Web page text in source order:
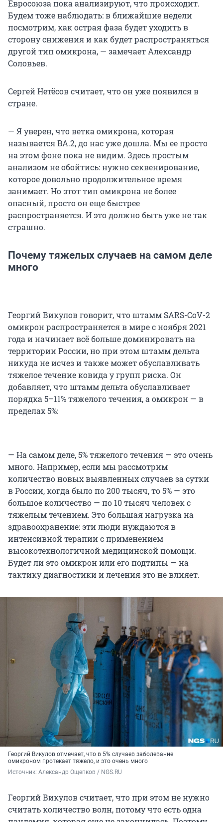
Евросоюза пока анализируют, что происходит.
Будем тоже наблюдать: в ближайшие недели
посмотрим, как острая фаза будет уходить в
сторону снижения и как будет распространяться
другой тип омикрона, — замечает Александр
Соловьев.
Сергей Нетёсов считает, что он уже появился в
стране.
— Я уверен, что ветка омикрона, которая
называется BA.2, до нас уже дошла. Мы ее просто
на этом фоне пока не видим. Здесь простым
анализом не обойтись: нужно секвенирование,
которое довольно продолжительное время
занимает. Но этот тип омикрона не более
опасный, просто он еще быстрее
распространяется. И это должно быть уже не так
страшно.
Почему тяжелых случаев на самом деле
много
Георгий Викулов говорит, что штамм SARS-CoV-2
омикрон распространяется в мире с ноября 2021
года и начинает всё больше доминировать на
территории России, но при этом штамм дельта
никуда не исчез и также может обуславливать
тяжелое течение ковида у групп риска. Он
добавляет, что штамм дельта обуславливает
порядка 5–11% тяжелого течения, а омикрон — в
пределах 5%:
— На самом деле, 5% тяжелого течения — это очень
много. Например, если мы рассмотрим
количество новых выявленных случаев за сутки
в России, когда было по 200 тысяч, то 5% — это
большое количество — по 10 тысяч человек с
тяжелым течением. Это большая нагрузка на
здравоохранение: эти люди нуждаются в
интенсивной терапии с применением
высокотехнологичной медицинской помощи.
Будет ли это омикрон или его подтипы — на
тактику диагностики и лечения это не влияет.
Георгий Викулов отмечает, что в 5% случаев заболевание
омикроном протекает тяжело, и это очень много
Источник: Александр Ощепков / NGS.RU
Георгий Викулов считает, что при этом не нужно
считать количество волн, потому что есть одна